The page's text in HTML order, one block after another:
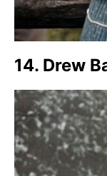
14. Drew